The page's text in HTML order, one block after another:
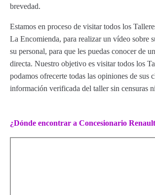
brevedad.
Estamos en proceso de visitar todos los
La Encomienda, para realizar un vídeo sobre
su personal, para que les puedas conocer de
directa. Nuestro objetivo es visitar todos los
podamos ofrecerte todas las opiniones de sus
información verificada del taller sin censuras
¿Dónde encontrar a Concesionario